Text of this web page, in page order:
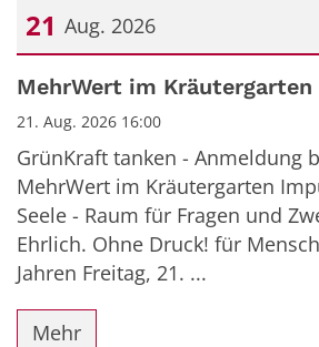
21 Aug. 2026
Datum: 21. August 2026
MehrWert im Kräutergarten
21. Aug. 2026 16:00
GrünKraft tanken - Anmeldung
MehrWert im Kräutergarten
Seele - Raum für Fragen und
Ehrlich. Ohne Druck! für
Jahren Freitag, 21. ...
Mehr